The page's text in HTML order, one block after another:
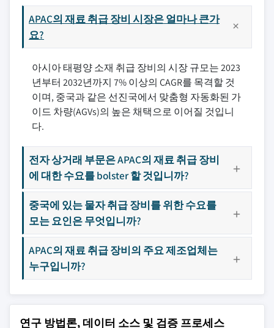
APAC의 재료 취급 장비 시장은 얼마나 큰가
요?
아시아 태평양 소재 취급 장비의 시장 규모는 2023
년부터 2032년까지 7% 이상의 CAGR를 목격할 것
이며, 중국과 같은 선진국에서 맞춤형 자동화된 가
이드 차량(AGVs)의 높은 채택으로 이어질 것입니
다.
전자 상거래 부문은 APAC의 재료 취급 장비
에 대한 수요를 bolster 할 것입니까?
중국에 있는 물자 취급 장비를 위한 수요를
모는 요인은 무엇입니까?
APAC의 재료 취급 장비의 주요 제조업체는
누구입니까?
연구 방법론, 데이터 소스 및 검증 프로세스